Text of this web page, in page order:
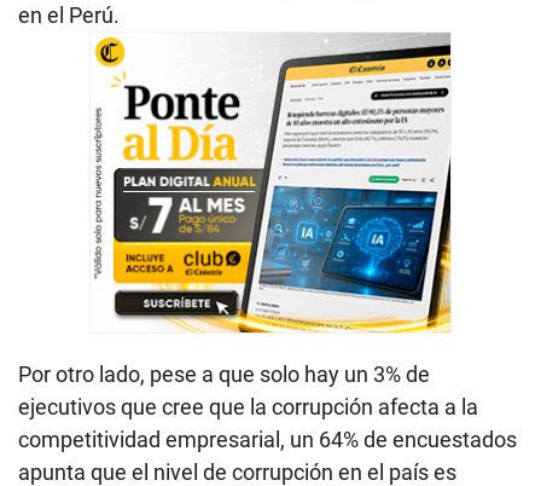
en el Perú.
Por otro lado, pese a que solo hay un 3% de
ejecutivos que cree que la corrupción afecta a la
competitividad empresarial, un 64% de encuestados
apunta que el nivel de corrupción en el país es